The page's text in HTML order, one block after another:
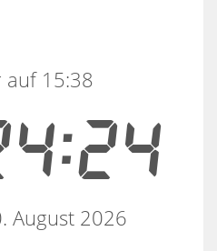
auf 15:38
August 2026